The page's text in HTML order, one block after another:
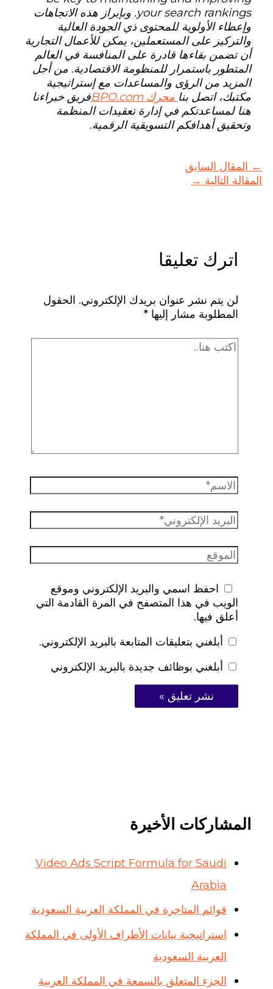
your search rankings. وبإبراز هذه الاتجاهات
وإعطاء الأولوية للمحتوى ذي الجودة العالية
والتركيز على المستعملين، يمكن للأعمال التجارية
أن تضمن بقاءها قادرة على المنافسة في العالم
المتطور باستمرار للمنظومة الاقتصادية. من أجل
المزيد من الرؤى والمساعدات مع إستراتيجية
مكتبك، اتصل بنا محرك BPO.com
فريق خبراءنا
هنا لمساعدتكم في إدارة تعقيدات المنظمة
وتحقيق أهدافكم التسويقية الرقمية.
← المقال السابق
المقالة التالية →
اترك تعليقا
لن يتم نشر عنوان بريدك الإلكتروني. الحقول
المطلوبة مشار إليها *
احفظ اسمي والبريد الإلكتروني وموقع
الويب في هذا المتصفح في المرة القادمة التي
أعلق فيها.
أبلغني بتعليقات المتابعة بالبريد الإلكتروني.
أبلغني بوظائف جديدة بالبريد الإلكتروني
المشاركات الأخيرة
Video Ads Script Formula for Saudi
Arabia
قوائم المتاجرة في المملكة العربية السعودية
استراتيجية بيانات الأطراف الأولى في المملكة
العربية السعودية
الجزء المتعلق بالسمعة في المملكة العربية